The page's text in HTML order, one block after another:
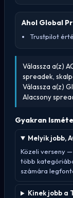
Ahol Global
Trustpilot
Válassza a(z)
spreadek,
Válassza a(z)
Alacsony
Gyakran
Melyik jobb,
Közeli verseny
több
számára
Kinek jobb a